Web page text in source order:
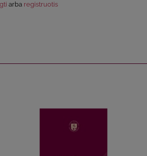
arba registruotis